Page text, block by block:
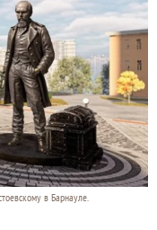
в Барнауле.